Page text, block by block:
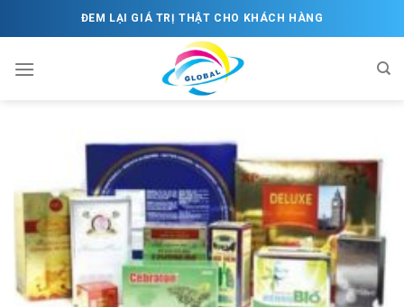
to
ĐEM LẠI GIÁ TRỊ THẬT CHO KHÁCH HÀNG